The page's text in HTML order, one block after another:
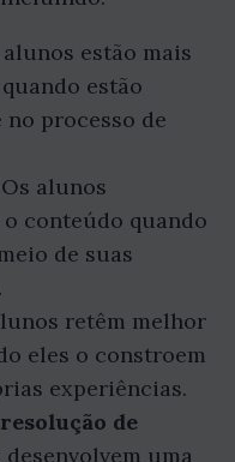
alunos estão mais
estão
processo de
Os alunos
conteúdo quando
de suas
retêm melhor
eles o constroem
experiências.
de
uma